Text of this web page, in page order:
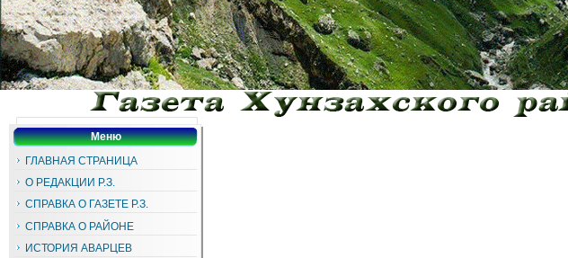
Меню
ГЛАВНАЯ СТРАНИЦА
О РЕДАКЦИИ Р.З.
СПРАВКА О ГАЗЕТЕ Р.З.
СПРАВКА О РАЙОНЕ
ИСТОРИЯ АВАРЦЕВ